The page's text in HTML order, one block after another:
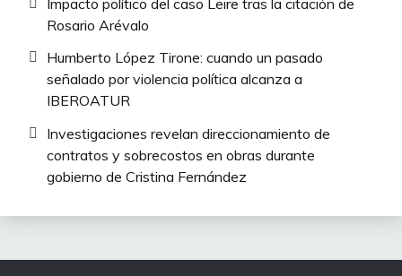
Rosario Arévalo
Humberto López Tirone: cuando un pasado
señalado por violencia política alcanza a
IBEROATUR
Investigaciones revelan direccionamiento de
contratos y sobrecostos en obras durante
gobierno de Cristina Fernández